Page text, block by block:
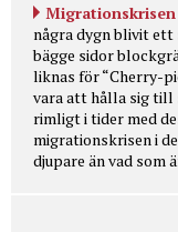
Migrationskrisen
några dygn blivit
bägge sidor
liknas för “Cherry-
vara att hålla sig till
rimligt i tider med
migrationskrisen i
djupare än vad som